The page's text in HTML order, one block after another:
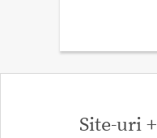
Site-uri +